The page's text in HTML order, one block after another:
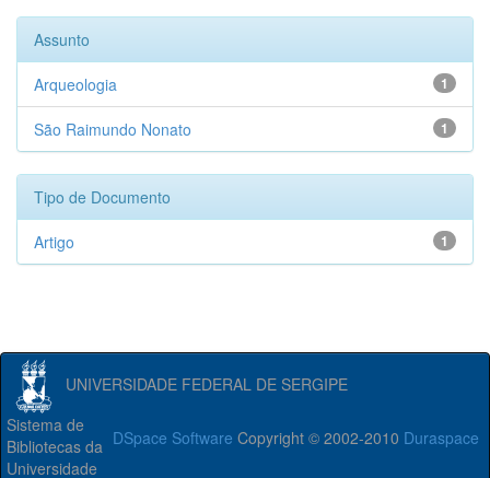
Assunto
1
Arqueologia
1
São Raimundo Nonato
Tipo de Documento
1
Artigo
UNIVERSIDADE FEDERAL DE SERGIPE
DSpace Software Copyright © 2002-2010 Duraspace
Sistema de
Bibliotecas da
Universidade